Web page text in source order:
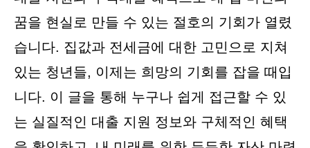
꿈을 현실로 만들 수 있는 절호의 기회가 열렸
습니다. 집값과 전세금에 대한 고민으로 지쳐
있는 청년들, 이제는 희망의 기회를 잡을 때입
니다. 이 글을 통해 누구나 쉽게 접근할 수 있
는 실질적인 대출 지원 정보와 구체적인 혜택